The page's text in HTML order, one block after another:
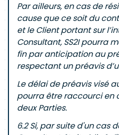
Par ailleurs, en cas de
cause que ce soit du
et le Client portant sur
Consultant, SS2I pourra
fin par anticipation au
respectant un préavis
Le délai de préavis visé
pourra être raccourci en
deux Parties.
6.2 Si, par suite d'un cas